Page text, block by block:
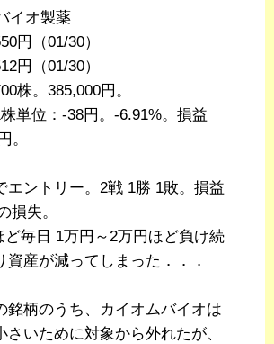
イオ製薬
円（01/30）
円（01/30）
株。385,000円。
単位：-38円。-6.91%。損益
。
エントリー。2戦 1勝 1敗。損益
損失。
ど毎日 1万円～2万円ほど負け続
資産が減ってしまった．．．
銘柄のうち、カイオムバイオは
さいために対象から外れたが、